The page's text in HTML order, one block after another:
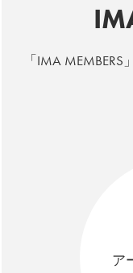
「IMA
ア